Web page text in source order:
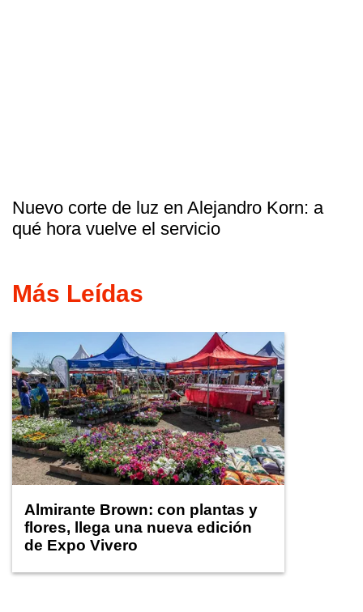
Nuevo corte de luz en Alejandro Korn: a
qué hora vuelve el servicio
Más Leídas
Almirante Brown: con plantas y
flores, llega una nueva edición
de Expo Vivero